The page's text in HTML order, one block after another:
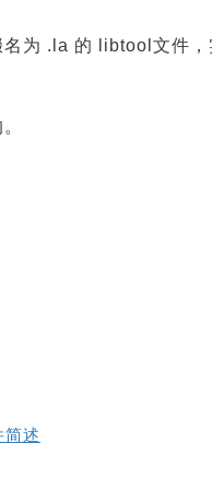
为 .la 的 libtool文件
述